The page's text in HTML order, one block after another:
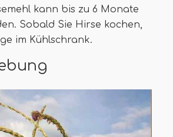
kann bis zu 6 Monate
Sobald Sie Hirse kochen,
im Kühlschrank.